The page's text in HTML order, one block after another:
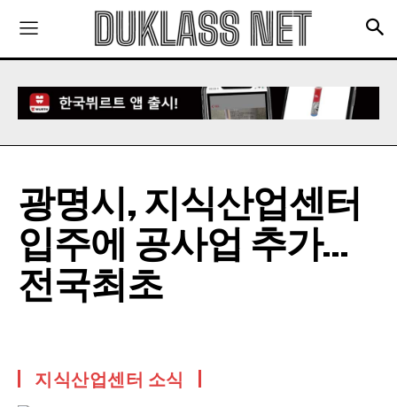
광명시, 지식산업센터
입주에 공사업 추가…
전국최초
지식산업센터 소식